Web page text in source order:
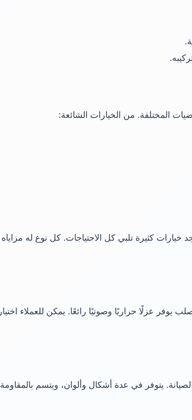
المختلفة. من الخيارات الشائعة:
خيارات كثيرة تلبي كل الاحتياجات. كل نوع له مزاياه
يوفر عزلًا حراريًا وصوتيًا رائعًا. يمكن للعملاء اختيار
يتوفر في عدة أشكال وألوان، ويتسم بالمقاومة